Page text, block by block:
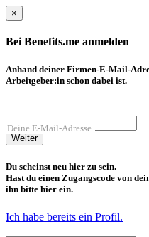
×
Bei Benefits.me anmelden
Anhand deiner Firmen-E-Mail-
Arbeitgeber:in schon dabei ist.
Deine E-Mail-Adresse
Weiter
Du scheinst neu hier zu sein.
Hast du einen Zugangscode von
ihn bitte hier ein.
Ich habe bereits ein Profil.